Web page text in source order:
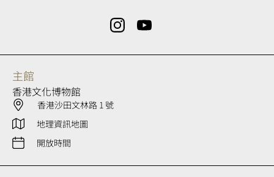
主館
香港文化博物館
香港沙田文林路 1 號
地理資訊地圖
開放時間